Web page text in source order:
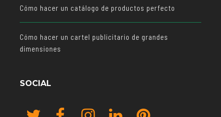
Cómo hacer un catálogo de productos perfecto
Cómo hacer un cartel publicitario de grandes
dimensiones
SOCIAL